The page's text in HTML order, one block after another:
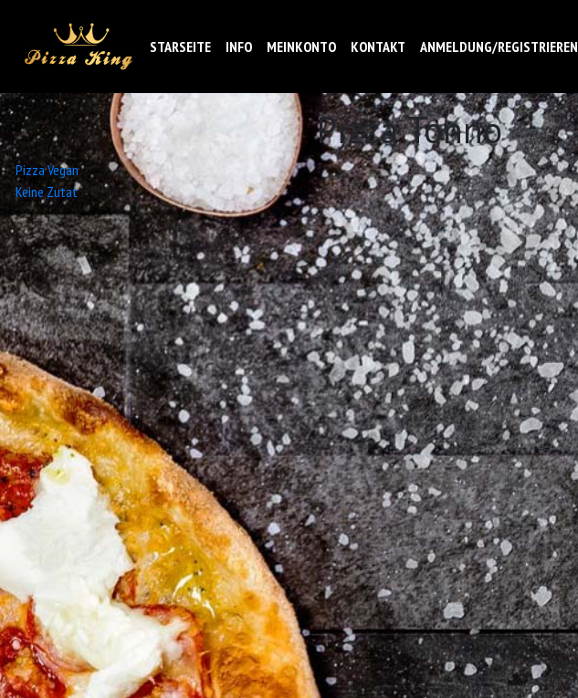
STARSEITE INFO MEINKONTO KONTAKT ANMELDUNG/REGISTRIEREN
Pizza Tonno
Beitrags-
Navigation
Pizza Vegan
Keine Zutat